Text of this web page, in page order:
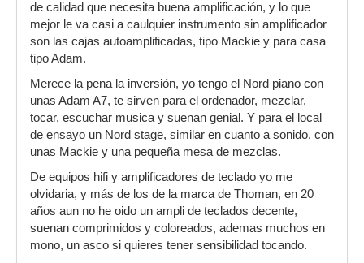
de calidad que necesita buena amplificación, y lo que
mejor le va casi a caulquier instrumento sin amplificador
son las cajas autoamplificadas, tipo Mackie y para casa
tipo Adam.
Merece la pena la inversión, yo tengo el Nord piano con
unas Adam A7, te sirven para el ordenador, mezclar,
tocar, escuchar musica y suenan genial. Y para el local
de ensayo un Nord stage, similar en cuanto a sonido, con
unas Mackie y una pequeña mesa de mezclas.
De equipos hifi y amplificadores de teclado yo me
olvidaria, y más de los de la marca de Thoman, en 20
años aun no he oido un ampli de teclados decente,
suenan comprimidos y coloreados, ademas muchos en
mono, un asco si quieres tener sensibilidad tocando.